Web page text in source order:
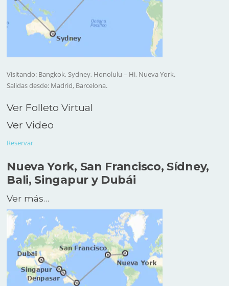
Visitando: Bangkok, Sydney, Honolulu – Hi, Nueva York.
Salidas desde: Madrid, Barcelona.
Ver Folleto Virtual
Ver Video
Reservar
Nueva York, San Francisco, Sídney,
Bali, Singapur y Dubái
Ver más…